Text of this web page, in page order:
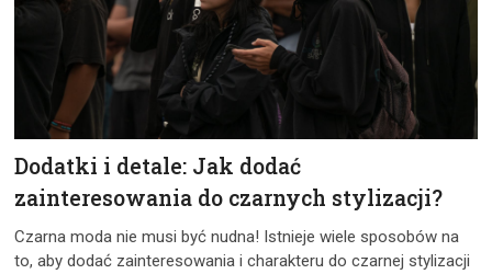
Dodatki i detale: Jak dodać
zainteresowania do czarnych stylizacji?
Czarna moda nie musi być nudna! Istnieje wiele sposobów na
to, aby dodać zainteresowania i charakteru do czarnej stylizacji